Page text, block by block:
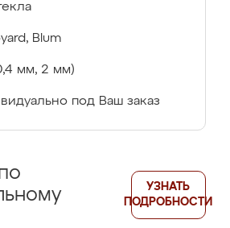
Blum
мм, 2 мм)
под Ваш заказ
УЗНАТЬ
ПОДРОБНОСТИ